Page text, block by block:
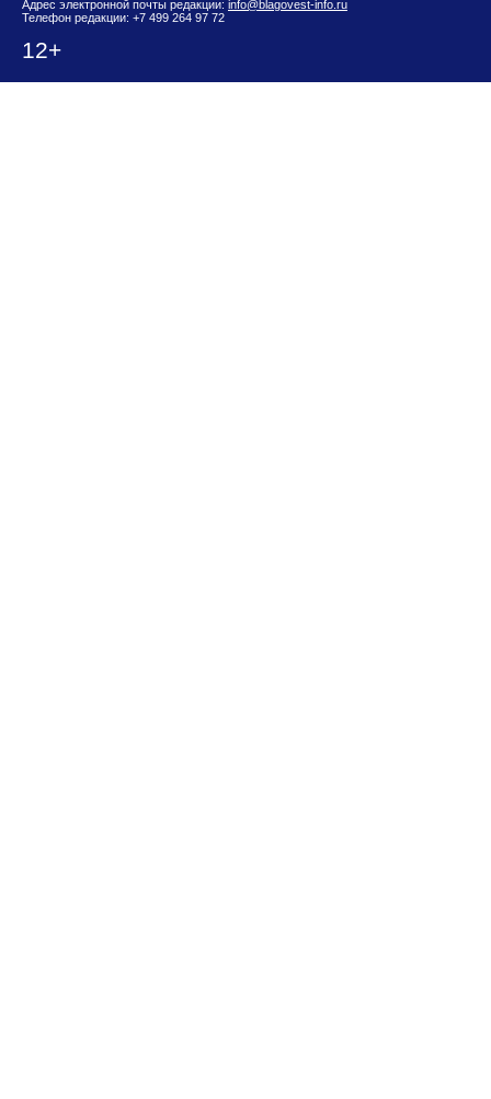
Адрес электронной почты редакции: info@blagovest-info.ru
Телефон редакции: +7 499 264 97 72
12+